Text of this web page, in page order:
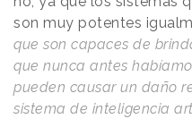
son muy potentes
que son capaces de
que nunca antes
pueden causar un daño
sistema de inteligencia